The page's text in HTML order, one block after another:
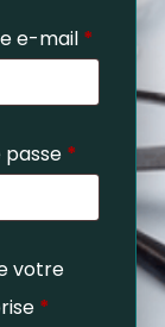
e-mail *
passe *
votre
*